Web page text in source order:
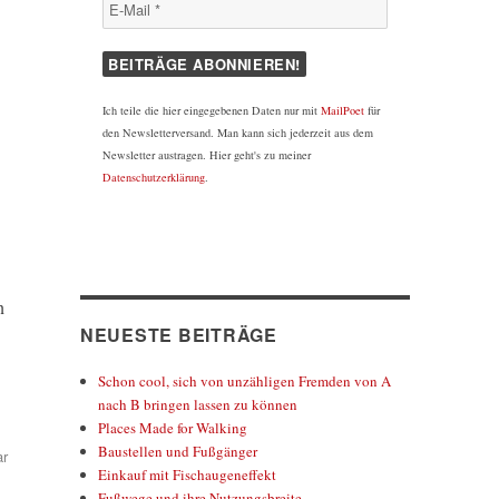
zu
Ich teile die hier eingegebenen Daten nur mit MailPoetfür
den Newsletterversand. Man kann sich jederzeit aus dem
Newsletter austragen. Hier geht's zu meiner
Datenschutzerklärung.
NEUESTE BEITRÄGE
Schon cool, sich von unzähligen Fremden von A
nach B bringen lassen zu können
Places Made for Walking
Baustellen und Fußgänger
Einkauf mit Fischaugeneffekt